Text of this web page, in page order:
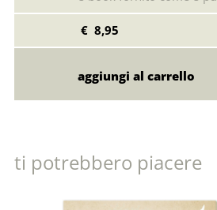
€ 8,95
ti potrebbero piacere